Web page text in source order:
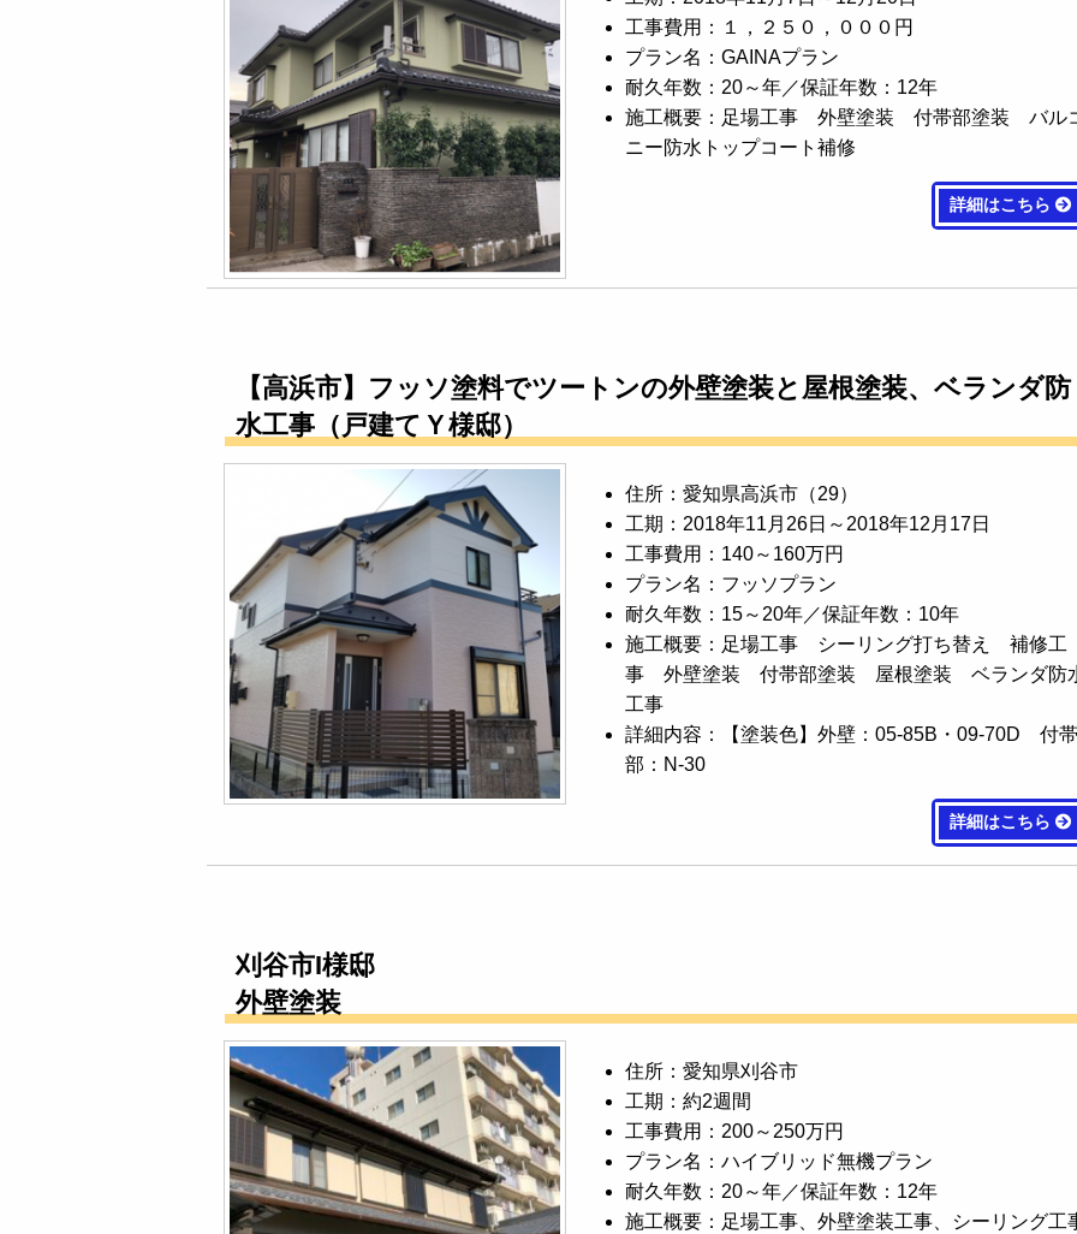
工事費用：１，２５０，０００円
プラン名：GAINAプラン
耐久年数：20～年／保証年数：12年
施工概要：足場工事 外壁塗装 付帯部塗装 バル
ニー防水トップコート補修
詳細はこちら
【高浜市】フッソ塗料でツートンの外壁塗装と屋根塗装、ベランダ防
水工事（戸建てＹ様邸）
住所：愛知県高浜市（29）
工期：2018年11月26日～2018年12月17日
工事費用：140～160万円
プラン名：フッソプラン
耐久年数：15～20年／保証年数：10年
施工概要：足場工事 シーリング打ち替え 補修工
事 外壁塗装 付帯部塗装 屋根塗装 ベランダ防
工事
詳細内容：【塗装色】外壁：05-85B・09-70D 付帯
部：N-30
詳細はこちら
刈谷市I様邸
外壁塗装
住所：愛知県刈谷市
工期：約2週間
工事費用：200～250万円
プラン名：ハイブリッド無機プラン
耐久年数：20～年／保証年数：12年
施工概要：足場工事、外壁塗装工事、シーリング工